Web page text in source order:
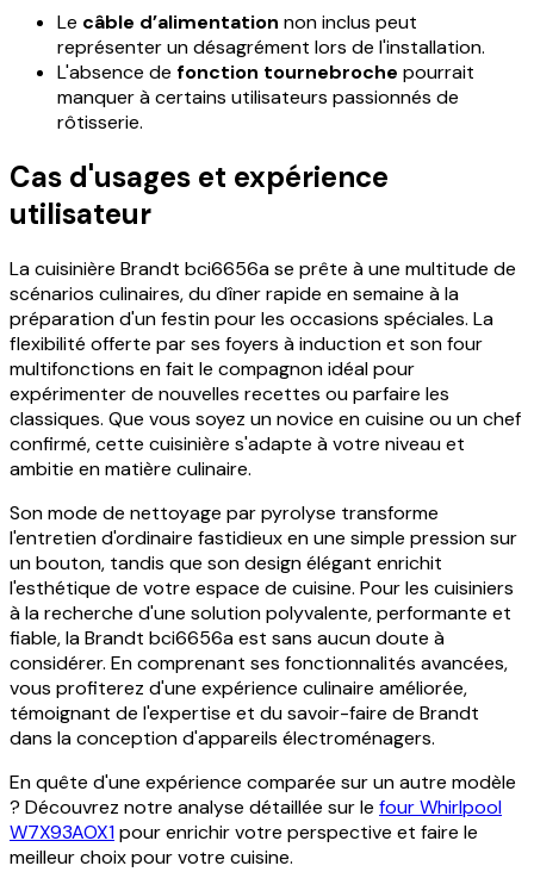
Le câble d’alimentation non inclus peut
représenter un désagrément lors de l'installation.
L'absence de fonction tournebroche pourrait
manquer à certains utilisateurs passionnés de
rôtisserie.
Cas d'usages et expérience
utilisateur
La cuisinière Brandt bci6656a se prête à une multitude de
scénarios culinaires, du dîner rapide en semaine à la
préparation d'un festin pour les occasions spéciales. La
flexibilité offerte par ses foyers à induction et son four
multifonctions en fait le compagnon idéal pour
expérimenter de nouvelles recettes ou parfaire les
classiques. Que vous soyez un novice en cuisine ou un chef
confirmé, cette cuisinière s'adapte à votre niveau et
ambitie en matière culinaire.
Son mode de nettoyage par pyrolyse transforme
l'entretien d'ordinaire fastidieux en une simple pression sur
un bouton, tandis que son design élégant enrichit
l'esthétique de votre espace de cuisine. Pour les cuisiniers
à la recherche d'une solution polyvalente, performante et
fiable, la Brandt bci6656a est sans aucun doute à
considérer. En comprenant ses fonctionnalités avancées,
vous profiterez d'une expérience culinaire améliorée,
témoignant de l'expertise et du savoir-faire de Brandt
dans la conception d'appareils électroménagers.
En quête d'une expérience comparée sur un autre modèle
? Découvrez notre analyse détaillée sur le four Whirlpool
W7X93AOX1pour enrichir votre perspective et faire le
meilleur choix pour votre cuisine.